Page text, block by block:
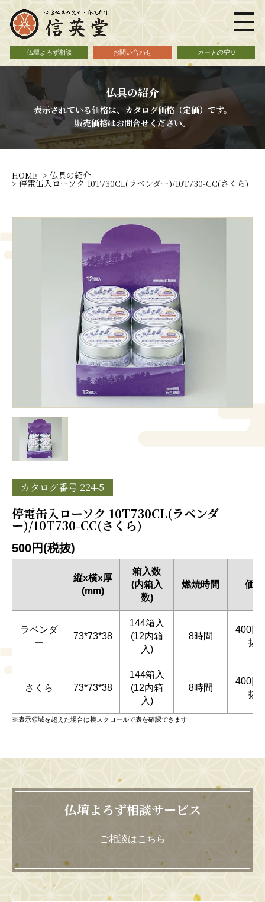
仏壇よろず相談 お問い合わせ カートの中 0
仏具の紹介
表示されている価格は、カタログ価格（定価）です。
販売価格はお問合せください。
HOME 仏具の紹介
停電缶入ローソク 10T730CL(ラベンダー)/10T730-CC(さくら)
カタログ番号 224-5
停電缶入ローソク 10T730CL(ラベンダ
ー)/10T730-CC(さくら)
500円(税抜)
縦x横x厚
(mm)
箱入数
(内箱入
数)
燃焼時間 価格
ラベンダ
ー
73*73*38
144箱入
(12内箱
入)
8時間
400円
抜)
さくら 73*73*38
144箱入
(12内箱
入)
8時間
400円
抜)
仏壇よろず相談サービス
ご相談はこちら